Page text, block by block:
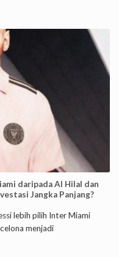
daripada Al Hilal dan
Jangka Panjang?
lebih pilih Inter Miami
menjadi